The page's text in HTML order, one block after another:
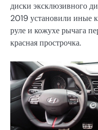
диски эксклюзивного
2019 установили иные
руле и кожухе рычага
красная прострочка.